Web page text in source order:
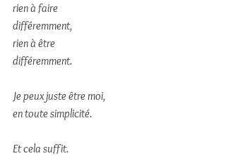
rien à faire
différemment,
rien à être
différemment.
Je peux juste être moi,
en toute simplicité.
Et cela suffit.